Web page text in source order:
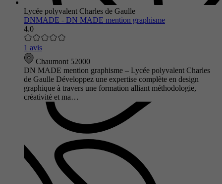
Lycée polyvalent Charles de Gaulle
DNMADE - DN MADE mention graphisme
4.0
1 avis
Chaumont 52000
DN MADE mention graphisme – Lycée polyvalent Charles
de Gaulle Développez une expertise complète en design
graphique à travers une formation alliant méthodologie,
créativité et ma…